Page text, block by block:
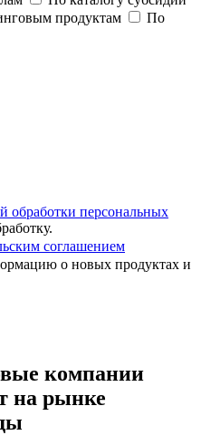
продуктам
По
обработки персональных
соглашением
о новых продуктах и
компании
на рынке